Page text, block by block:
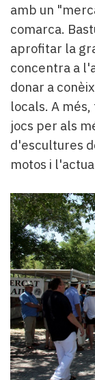
amb un
comarca.
aprofitar la
concentra a
donar a
locals. A
jocs per als
d'escultures
motos i